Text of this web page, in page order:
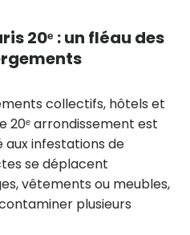
20ᵉ : un fléau des
collectifs, hôtels et
20ᵉ arrondissement est
infestations de
se déplacent
vêtements ou meubles,
plusieurs